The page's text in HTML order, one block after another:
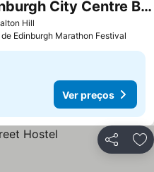
Hill
Holiday Inn Express Edinburgh City Centre By Ihg
de Edinburgh Marathon Festival
Ver preços
Partilhar